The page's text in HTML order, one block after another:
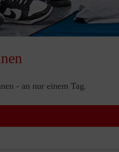
- an nur einem Tag.